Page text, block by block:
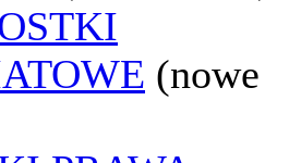
(nowe